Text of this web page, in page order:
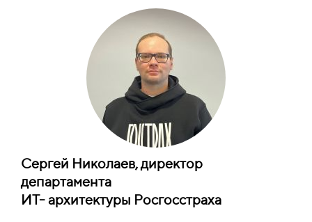
Сергей Николаев, директор
департамента
ИТ- архитектуры Росгосстраха